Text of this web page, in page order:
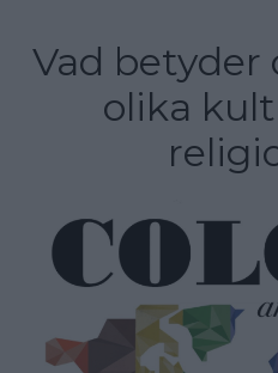
Vad betyder
olika